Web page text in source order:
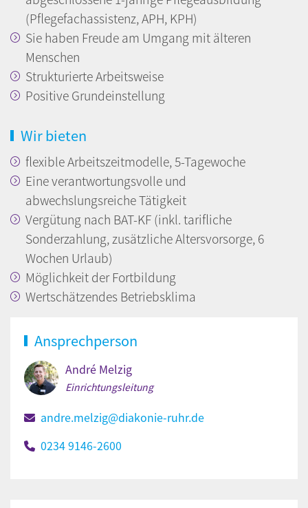
(Pflegefachassistenz, APH, KPH)
Sie haben Freude am Umgang mit älteren
Menschen
Strukturierte Arbeitsweise
Positive Grundeinstellung
Wir bieten
flexible Arbeitszeitmodelle, 5-Tagewoche
Eine verantwortungsvolle und
abwechslungsreiche Tätigkeit
Vergütung nach BAT-KF (inkl. tarifliche
Sonderzahlung, zusätzliche Altersvorsorge, 6
Wochen Urlaub)
Möglichkeit der Fortbildung
Wertschätzendes Betriebsklima
Ansprechperson
André Melzig
Einrichtungsleitung
andre.melzig@diakonie-ruhr.de
0234 9146-2600